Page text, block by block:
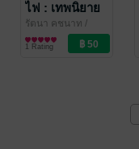
ไฟ : เทพนิยาย
2 ภาษา ไทย-
อังกฤษ (The
Little Match
รัตนา คชนาท /
สำนักพิมพ์ห้องเรียน
หนังสือเด็กปฐมวัย /
นิทานภาพ
1 Rating